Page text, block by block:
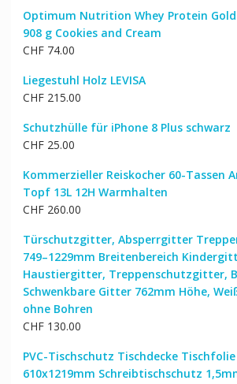
Optimum Nutrition Whey Protein
908 g Cookies and Cream
CHF74.00
Liegestuhl Holz LEVISA
CHF215.00
Schutzhülle für iPhone 8 Plus schwarz
CHF25.00
Kommerzieller Reiskocher 60-Tassen
Topf 13L 12H Warmhalten
CHF260.00
Türschutzgitter, Absperrgitter
749–1229mm Breitenbereich
Haustiergitter, Treppenschutzgitter,
Schwenkbare Gitter 762mm Höhe,
ohne Bohren
CHF130.00
PVC-Tischschutz Tischdecke Tischfolie
610x1219mm Schreibtischschutz